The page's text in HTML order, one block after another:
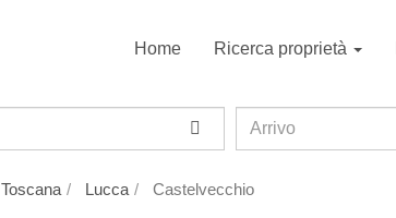
Home Ricerca proprietà
Arrivo
Toscana Lucca Castelvecchio